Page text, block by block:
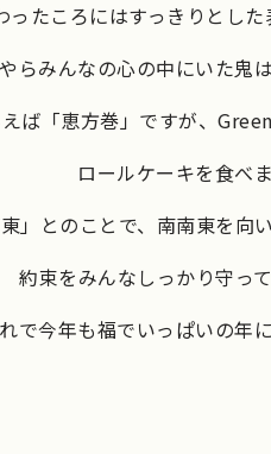
ったころにはすっきりとした
らみんなの心の中にいた鬼
ば「恵方巻」ですが、
ロールケーキを食べ
」とのことで、南南東を向
約束をみんなしっかり守っ
で今年も福でいっぱいの年